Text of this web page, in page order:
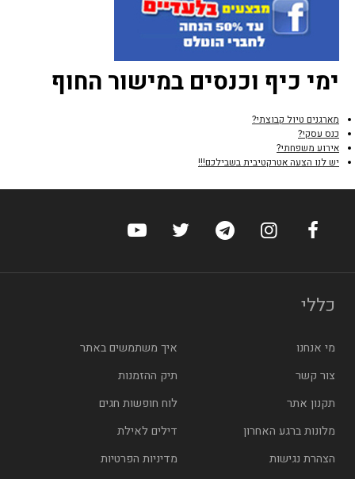
ימי כיף וכנסים במישור החוף
מארגנים טיול קבוצתי?
כנס עסקי?
אירוע משפחתי?
יש לנו הצעה אטרקטיבית בשבילכם!!!
ערוץ הפייסבוק של הוטלס
ערוץ האינסטגרם של הוטלס
ערוץ הטלגרם של הוטלס
ערוץ טוויטר של הוטלס
ערוץ היוטיוב של
כללי
מי אנחנו
איך משתמשים באתר
צור קשר
תיק ההזמנות
תקנון אתר
לוח חופשות חגים
מלונות ברגע האחרון
דילים לאילת
הצהרת נגישות
מדיניות הפרטיות